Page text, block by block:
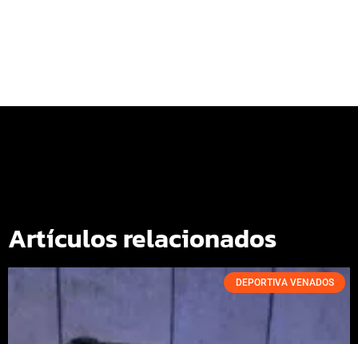
Artículos relacionados
DEPORTIVA VENADOS